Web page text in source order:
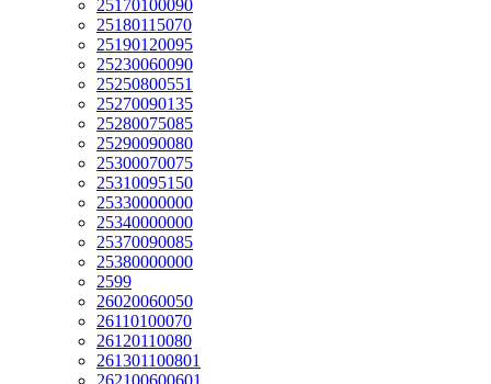
25170100090
25180115070
25190120095
25230060090
25250800551
25270090135
25280075085
25290090080
25300070075
25310095150
25330000000
25340000000
25370090085
25380000000
2599
26020060050
26110100070
26120110080
261301100801
262100600601